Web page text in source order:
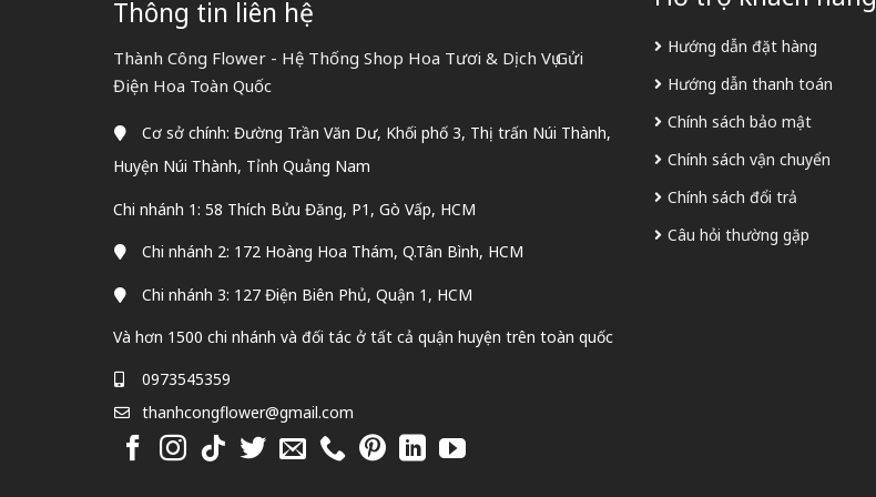
Thông tin liên hệ
Thành Công Flower - Hệ Thống Shop Hoa Tươi & Dịch Vụ Gửi
Điện Hoa Toàn Quốc
Cơ sở chính: Đường Trần Văn Dư, Khối phố 3, Thị trấn Núi Thành,
Huyện Núi Thành, Tỉnh Quảng Nam
Chi nhánh 1: 58 Thích Bửu Đăng, P1, Gò Vấp, HCM
Chi nhánh 2: 172 Hoàng Hoa Thám, Q.Tân Bình, HCM
Chi nhánh 3: 127 Điện Biên Phủ, Quận 1, HCM
Và hơn 1500 chi nhánh và đối tác ở tất cả quận huyện trên toàn quốc
0973545359
thanhcongflower@gmail.com
Hướng dẫn đặt hàng
Hướng dẫn thanh toán
Chính sách bảo mật
Chính sách vận chuyển
Chính sách đổi trả
Câu hỏi thường gặp